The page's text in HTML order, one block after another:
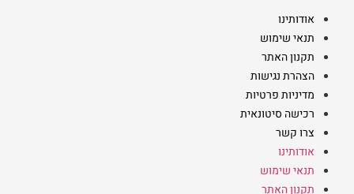
אודותינו
תנאי שימוש
תקנון האתר
הצהרת נגישות
מדיניות פרטיות
רכישה סיטונאית
צרו קשר
אודותינו
תנאי שימוש
תקנון האתר